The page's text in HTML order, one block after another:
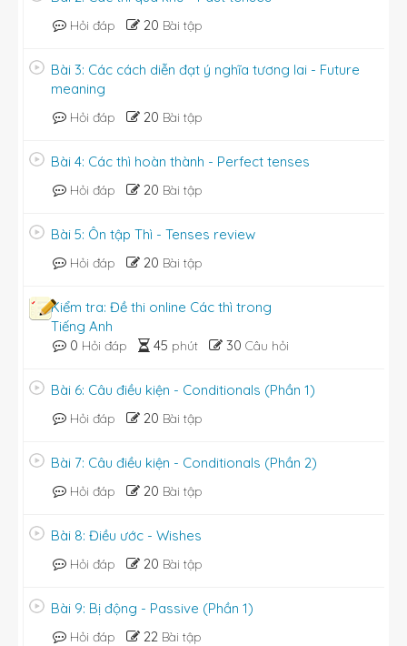
C. don't work
2. If ________ it would stop raining for a
morning, we could cut the grass.
A. over
C. just
D. only
Hỏi đáp 20 Bài tập
Bài 3: Các cách diễn đạt ý nghĩa tương lai - Future
meaning
Hỏi đáp 20 Bài tập
Bài 4: Các thì hoàn thành - Perfect tenses
Hỏi đáp 20 Bài tập
Bài 5: Ôn tập Thì - Tenses review
Hỏi đáp 20 Bài tập
Kiểm tra: Đề thi online Các thì trong
Tiếng Anh
0 Hỏi đáp 45 phút 30 Câu hỏi
Bài 6: Câu điều kiện - Conditionals (Phần 1)
Hỏi đáp 20 Bài tập
Bài 7: Câu điều kiện - Conditionals (Phần 2)
Hỏi đáp 20 Bài tập
Bài 8: Điều ước - Wishes
Hỏi đáp 20 Bài tập
Bài 9: Bị động - Passive (Phần 1)
Hỏi đáp 22 Bài tập